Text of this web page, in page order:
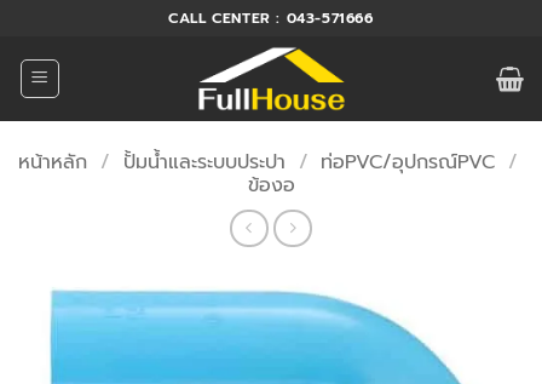
ยัง
เนื้อหา
CALL CENTER : 043-571666
หน้าหลัก / ปั้มน้ำและระบบประปา / ท่อPVC/อุปกรณ์PVC /
ข้องอ